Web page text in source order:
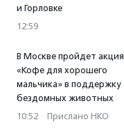
и Горловке
12:59
В Москве пройдет акция
«Кофе для хорошего
мальчика» в поддержку
бездомных животных
10:52 · Прислано НКО